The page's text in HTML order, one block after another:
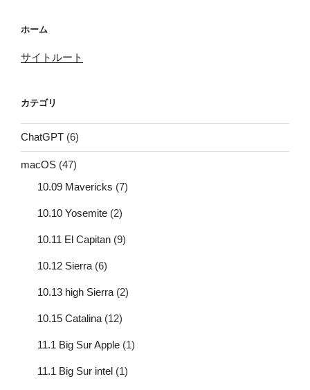
ペ
ジ
り
ホーム
サイトルート
カテゴリ
ChatGPT (6)
macOS (47)
10.09 Mavericks (7)
10.10 Yosemite (2)
10.11 El Capitan (9)
10.12 Sierra (6)
10.13 high Sierra (2)
10.15 Catalina (12)
11.1 Big Sur Apple (1)
11.1 Big Sur intel (1)